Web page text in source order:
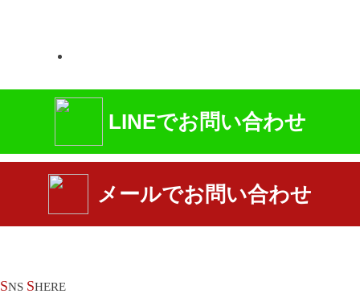
LINEでお問い合わせ
メールでお問い合わせ
SNS SHERE